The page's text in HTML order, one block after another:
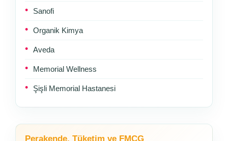
Sanofi
Organik Kimya
Aveda
Memorial Wellness
Şişli Memorial Hastanesi
Perakende, Tüketim ve FMCG